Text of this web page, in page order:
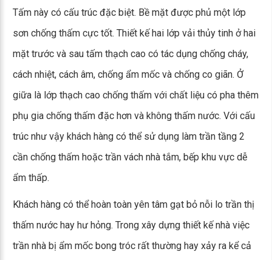
Tấm này có cấu trúc đặc biệt. Bề mặt được phủ một lớp
sơn chống thấm cực tốt. Thiết kế hai lớp vải thủy tinh ở hai
mặt trước và sau tấm thạch cao có tác dụng chống cháy,
cách nhiệt, cách âm, chống ẩm mốc và chống co giãn. Ở
giữa là lớp thạch cao chống thấm với chất liệu có pha thêm
phụ gia chống thấm đặc hơn và không thấm nước. Với cấu
trúc như vậy khách hàng có thể sử dụng làm trần tầng 2
cần chống thấm hoặc trần vách nhà tắm, bếp khu vực dễ
ẩm thấp.
Khách hàng có thể hoàn toàn yên tâm gạt bỏ nỗi lo trần thị
thấm nước hay hư hỏng. Trong xây dựng thiết kế nhà việc
trần nhà bị ẩm mốc bong tróc rất thường hay xảy ra kể cả